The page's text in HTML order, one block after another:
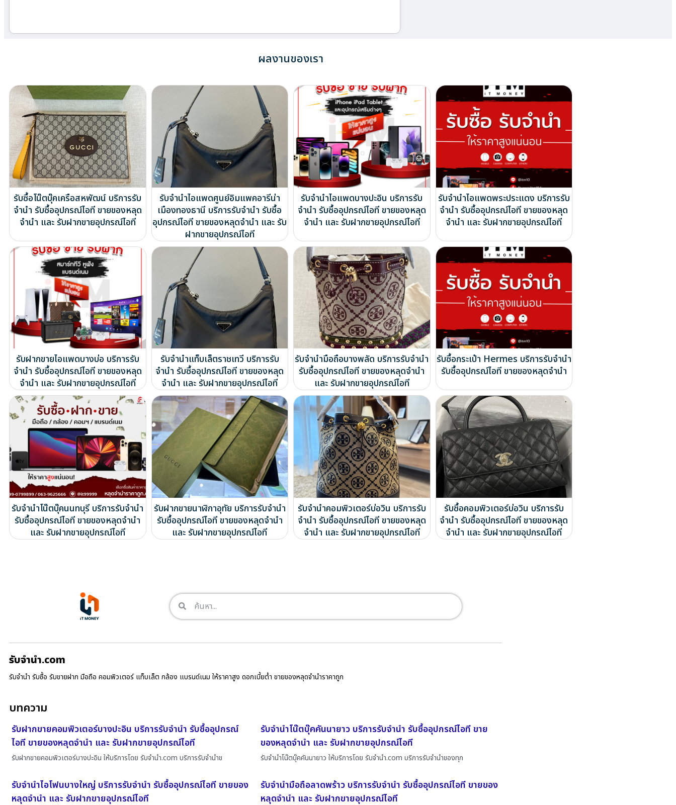
ผลงานของเรา
รับซื้อโน๊ตบุ๊คเครือสหพัฒน์ บริการรับ
จำนำ รับซื้ออุปกรณ์ไอที ขายของหลุด
จำนำ และ รับฝากขายอุปกรณ์ไอที
รับจำนำไอแพดศูนย์อิมแพคอารีน่า
เมืองทองธานี บริการรับจำนำ รับซื้อ
อุปกรณ์ไอที ขายของหลุดจำนำ และ รับ
ฝากขายอุปกรณ์ไอที
รับจำนำไอแพดบางปะอิน บริการรับ
จำนำ รับซื้ออุปกรณ์ไอที ขายของหลุด
จำนำ และ รับฝากขายอุปกรณ์ไอที
รับจำนำไอแพดพระประแดง บริการรับ
จำนำ รับซื้ออุปกรณ์ไอที ขายของหลุด
จำนำ และ รับฝากขายอุปกรณ์ไอที
รับฝากขายไอแพดบางบ่อ บริการรับ
จำนำ รับซื้ออุปกรณ์ไอที ขายของหลุด
จำนำ และ รับฝากขายอุปกรณ์ไอที
รับจำนำแท็บเล็ตราชเทวี บริการรับ
จำนำ รับซื้ออุปกรณ์ไอที ขายของหลุด
จำนำ และ รับฝากขายอุปกรณ์ไอที
รับจำนำมือถือบางพลัด บริการรับจำนำ
รับซื้ออุปกรณ์ไอที ขายของหลุดจำนำ
และ รับฝากขายอุปกรณ์ไอที
รับซื้อกระเป๋า Hermes บริการรับจำนำ
รับซื้ออุปกรณ์ไอที ขายของหลุดจำนำ
รับจำนำโน๊ตบุ๊คนนทบุรี บริการรับจำนำ
รับซื้ออุปกรณ์ไอที ขายของหลุดจำนำ
และ รับฝากขายอุปกรณ์ไอที
รับฝากขายนาฬิกาอุทัย บริการรับจำนำ
รับซื้ออุปกรณ์ไอที ขายของหลุดจำนำ
และ รับฝากขายอุปกรณ์ไอที
รับจำนำคอมพิวเตอร์บ่อวิน บริการรับ
จำนำ รับซื้ออุปกรณ์ไอที ขายของหลุด
จำนำ และ รับฝากขายอุปกรณ์ไอที
รับซื้อคอมพิวเตอร์บ่อวิน บริการรับ
จำนำ รับซื้ออุปกรณ์ไอที ขายของหลุด
จำนำ และ รับฝากขายอุปกรณ์ไอที
รับจํานํา.com
รับจำนำ รับซื้อ รับขายฝาก มือถือ คอมพิวเตอร์ แท็บเล็ต กล้อง แบรนด์เนม ให้ราคาสูง ดอกเบี้ยต่ำ ขายของหลุดจำนำราคาถูก
บทความ
รับฝากขายคอมพิวเตอร์บางปะอิน บริการรับจำนำ รับซื้ออุปกรณ์
ไอที ขายของหลุดจำนำ และ รับฝากขายอุปกรณ์ไอที
รับฝากขายคอมพิวเตอร์บางปะอิน ให้บริการโดย รับจํานํา.com บริการรับจำนำข
รับจำนำโน๊ตบุ๊คคันนายาว บริการรับจำนำ รับซื้ออุปกรณ์ไอที ขาย
ของหลุดจำนำ และ รับฝากขายอุปกรณ์ไอที
รับจำนำโน๊ตบุ๊คคันนายาว ให้บริการโดย รับจํานํา.com บริการรับจำนำของทุก
รับจำนำไอโฟนบางใหญ่ บริการรับจำนำ รับซื้ออุปกรณ์ไอที ขายของ
หลุดจำนำ และ รับฝากขายอุปกรณ์ไอที
รับจำนำมือถือลาดพร้าว บริการรับจำนำ รับซื้ออุปกรณ์ไอที ขายของ
หลุดจำนำ และ รับฝากขายอุปกรณ์ไอที